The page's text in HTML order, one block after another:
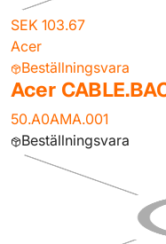
SEK 103.67
Acer
Beställningsvara
Acer
50.A0AMA.001
Beställningsvara